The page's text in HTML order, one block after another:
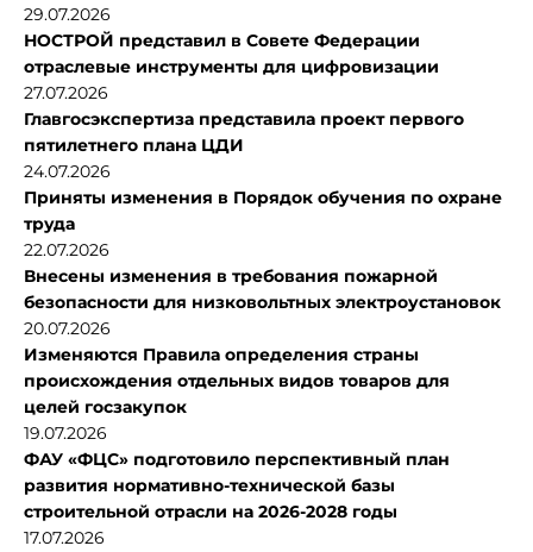
29.07.2026
НОСТРОЙ представил в Совете Федерации
отраслевые инструменты для цифровизации
27.07.2026
Главгосэкспертиза представила проект первого
пятилетнего плана ЦДИ
24.07.2026
Приняты изменения в Порядок обучения по охране
труда
22.07.2026
Внесены изменения в требования пожарной
безопасности для низковольтных электроустановок
20.07.2026
Изменяются Правила определения страны
происхождения отдельных видов товаров для
целей госзакупок
19.07.2026
ФАУ «ФЦС» подготовило перспективный план
развития нормативно-технической базы
строительной отрасли на 2026-2028 годы
17.07.2026